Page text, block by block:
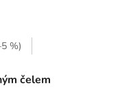
čelem
%)